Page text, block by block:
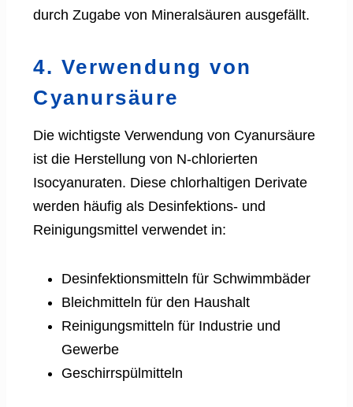
durch Zugabe von Mineralsäuren ausgefällt.
4. Verwendung von
Cyanursäure
Die wichtigste Verwendung von Cyanursäure
ist die Herstellung von N-chlorierten
Isocyanuraten. Diese chlorhaltigen Derivate
werden häufig als Desinfektions- und
Reinigungsmittel verwendet in:
Desinfektionsmitteln für Schwimmbäder
Bleichmitteln für den Haushalt
Reinigungsmitteln für Industrie und
Gewerbe
Geschirrspülmitteln